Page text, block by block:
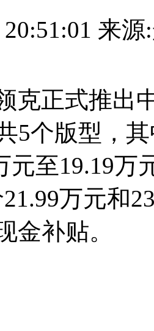
来源
克正式推出
5个版型，
元至19.19万
万元和
金补贴。